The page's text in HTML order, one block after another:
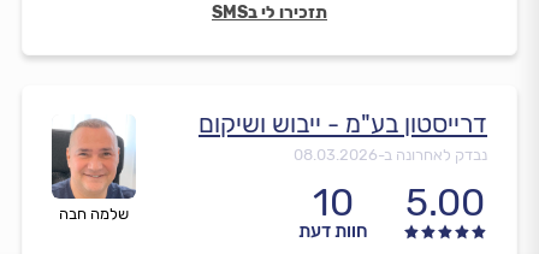
תזכירו לי בSMS
שלמה חבה
דרייסטון בע"מ - ייבוש ושיקום
נבדק לאחרונה ב-08.03.2026
5.00
10
חוות דעת